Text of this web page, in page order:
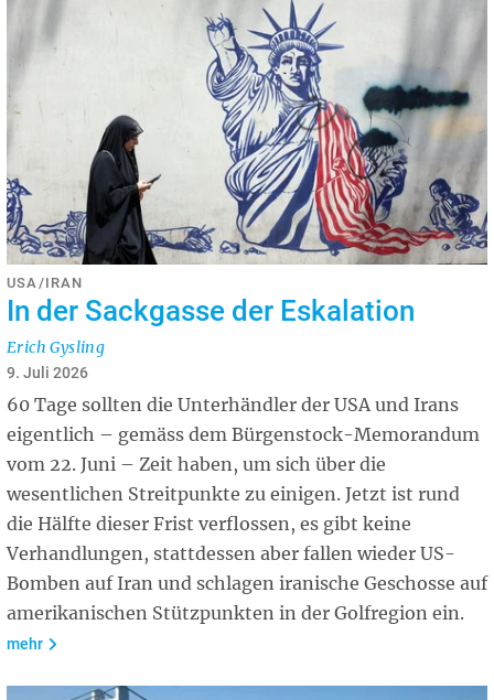
USA/IRAN
In der Sackgasse der Eskalation
Erich Gysling
9. Juli 2026
60 Tage sollten die Unterhändler der USA und Irans
eigentlich – gemäss dem Bürgenstock-Memorandum
vom 22. Juni – Zeit haben, um sich über die
wesentlichen Streitpunkte zu einigen. Jetzt ist rund
die Hälfte dieser Frist verflossen, es gibt keine
Verhandlungen, stattdessen aber fallen wieder US-
Bomben auf Iran und schlagen iranische Geschosse auf
amerikanischen Stützpunkten in der Golfregion ein.
mehr